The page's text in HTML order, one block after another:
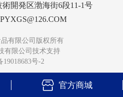
開発区渤海街6段11-1号
有限公司 版权所有
有限公司技术支持
19018683号-2
 官方商城